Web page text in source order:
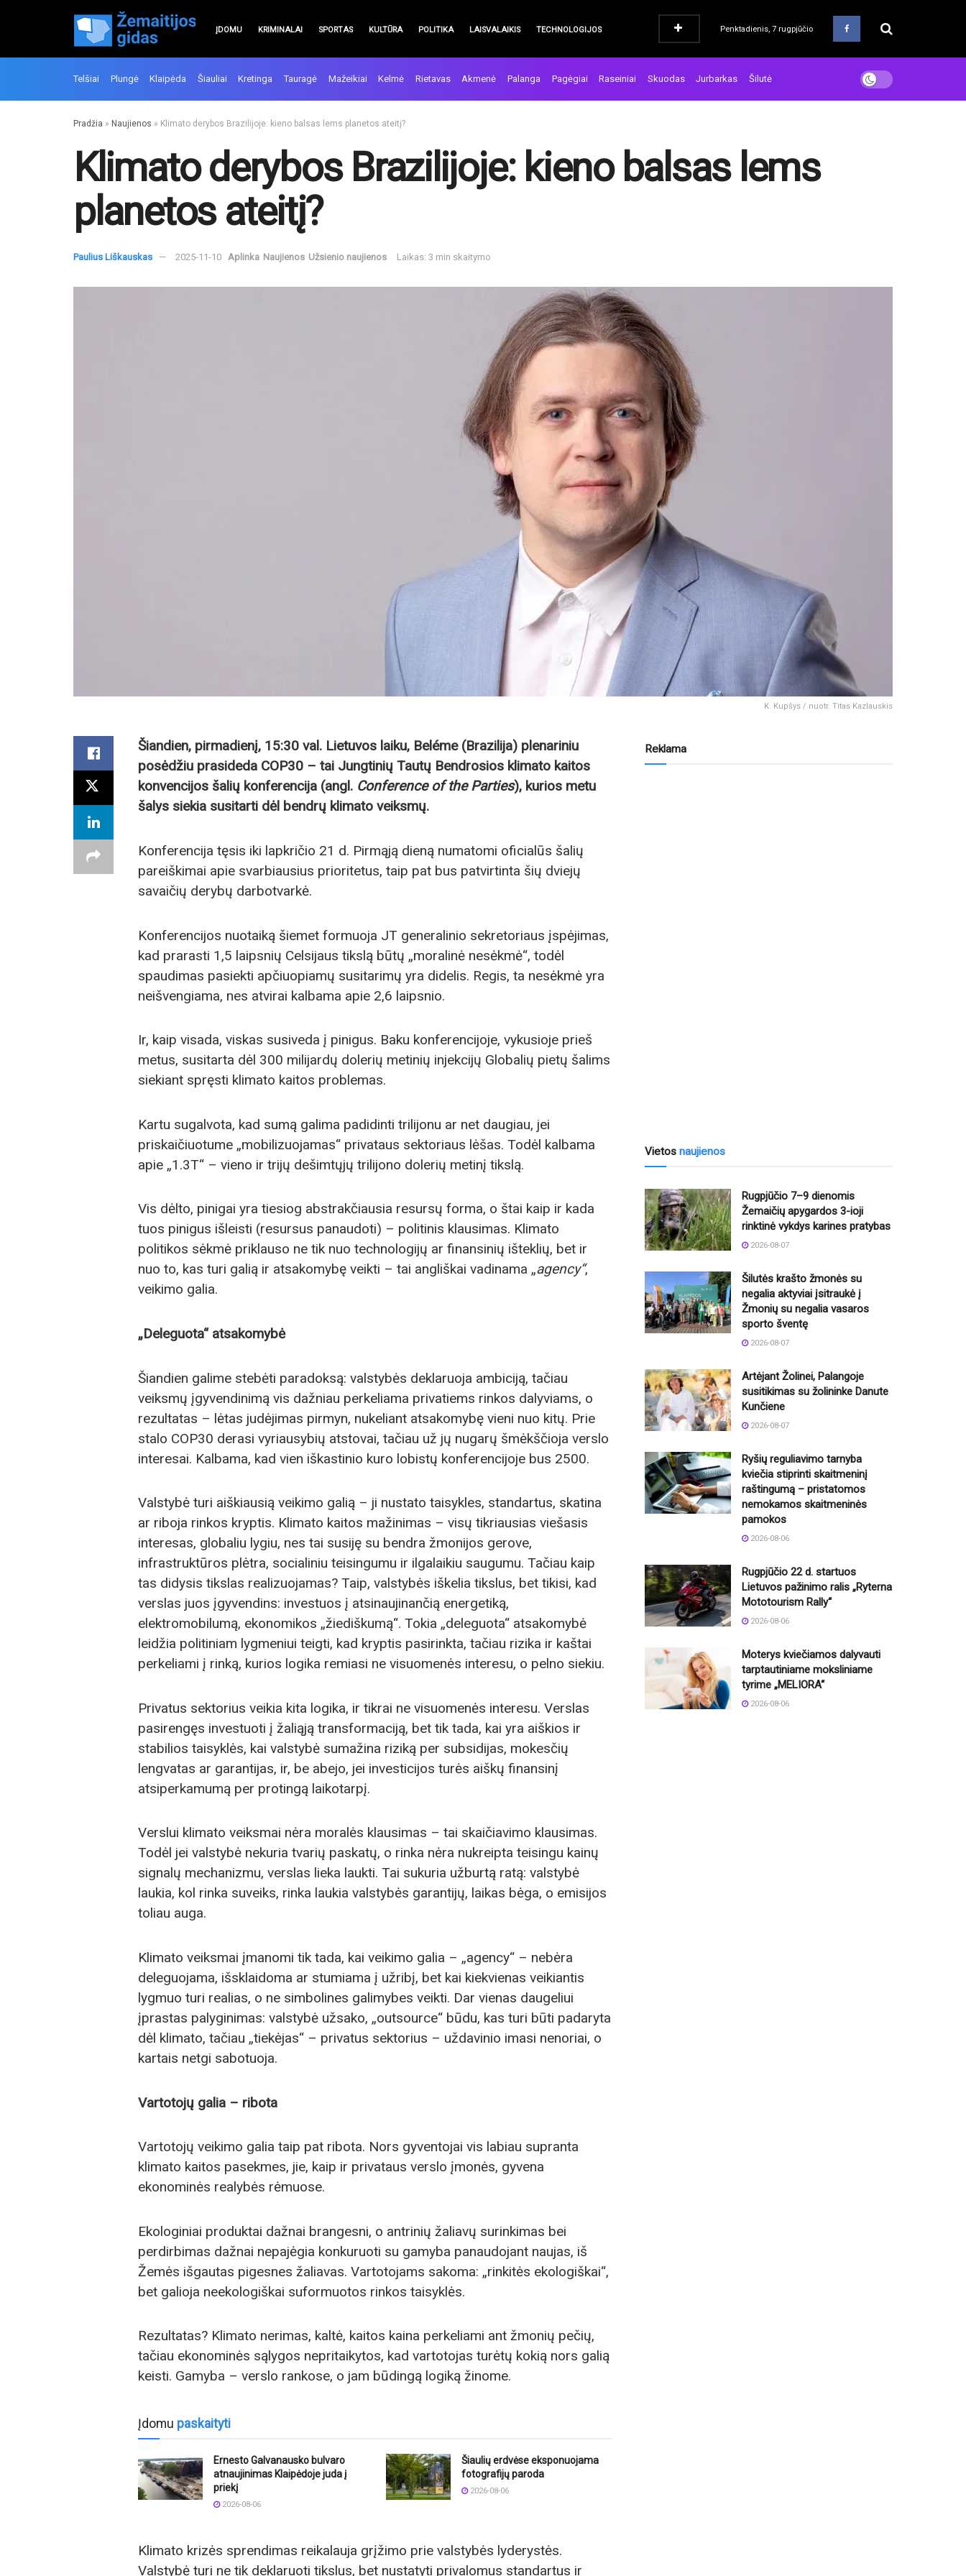
ĮDOMU KRIMINALAI SPORTAS KULTŪRA POLITIKA LAISVALAIKIS TECHNOLOGIJOS Penktadienis, 7 rugpjūčio
Telšiai Plungė Klaipėda Šiauliai Kretinga Tauragė Mažeikiai Kelmė Rietavas Akmenė Palanga Pagėgiai Raseiniai Skuodas Jurbarkas Šilutė
Pradžia » Naujienos » Klimato derybos Brazilijoje: kieno balsas lems planetos ateitį?
Klimato derybos Brazilijoje: kieno balsas lems
planetos ateitį?
Paulius Liškauskas 2025-11-10 Aplinka Naujienos Užsienio naujienos Laikas: 3 min skaitymo
K. Kupšys / nuotr. Titas Kazlauskis
Šiandien, pirmadienį, 15:30 val. Lietuvos laiku, Beléme (Brazilija) plenariniu
posėdžiu prasideda COP30 – tai Jungtinių Tautų Bendrosios klimato kaitos
konvencijos šalių konferencija (angl. Conference of the Parties), kurios metu
šalys siekia susitarti dėl bendrų klimato veiksmų.
Konferencija tęsis iki lapkričio 21 d. Pirmąją dieną numatomi oficialūs šalių
pareiškimai apie svarbiausius prioritetus, taip pat bus patvirtinta šių dviejų
savaičių derybų darbotvarkė.
Konferencijos nuotaiką šiemet formuoja JT generalinio sekretoriaus įspėjimas,
kad prarasti 1,5 laipsnių Celsijaus tikslą būtų „moralinė nesėkmė“, todėl
spaudimas pasiekti apčiuopiamų susitarimų yra didelis. Regis, ta nesėkmė yra
neišvengiama, nes atvirai kalbama apie 2,6 laipsnio.
Ir, kaip visada, viskas susiveda į pinigus. Baku konferencijoje, vykusioje prieš
metus, susitarta dėl 300 milijardų dolerių metinių injekcijų Globalių pietų šalims
siekiant spręsti klimato kaitos problemas.
Kartu sugalvota, kad sumą galima padidinti trilijonu ar net daugiau, jei
priskaičiuotume „mobilizuojamas“ privataus sektoriaus lėšas. Todėl kalbama
apie „1.3T“ – vieno ir trijų dešimtųjų trilijono dolerių metinį tikslą.
Vis dėlto, pinigai yra tiesiog abstrakčiausia resursų forma, o štai kaip ir kada
tuos pinigus išleisti (resursus panaudoti) – politinis klausimas. Klimato
politikos sėkmė priklauso ne tik nuo technologijų ar finansinių išteklių, bet ir
nuo to, kas turi galią ir atsakomybę veikti – tai angliškai vadinama „agency“,
veikimo galia.
„Deleguota“ atsakomybė
Šiandien galime stebėti paradoksą: valstybės deklaruoja ambiciją, tačiau
veiksmų įgyvendinimą vis dažniau perkeliama privatiems rinkos dalyviams, o
rezultatas – lėtas judėjimas pirmyn, nukeliant atsakomybę vieni nuo kitų. Prie
stalo COP30 derasi vyriausybių atstovai, tačiau už jų nugarų šmėkščioja verslo
interesai. Kalbama, kad vien iškastinio kuro lobistų konferencijoje bus 2500.
Valstybė turi aiškiausią veikimo galią – ji nustato taisykles, standartus, skatina
ar riboja rinkos kryptis. Klimato kaitos mažinimas – visų tikriausias viešasis
interesas, globaliu lygiu, nes tai susiję su bendra žmonijos gerove,
infrastruktūros plėtra, socialiniu teisingumu ir ilgalaikiu saugumu. Tačiau kaip
tas didysis tikslas realizuojamas? Taip, valstybės iškelia tikslus, bet tikisi, kad
verslas juos įgyvendins: investuos į atsinaujinančią energetiką,
elektromobilumą, ekonomikos „žiediškumą“. Tokia „deleguota“ atsakomybė
leidžia politiniam lygmeniui teigti, kad kryptis pasirinkta, tačiau rizika ir kaštai
perkeliami į rinką, kurios logika remiasi ne visuomenės interesu, o pelno siekiu.
Privatus sektorius veikia kita logika, ir tikrai ne visuomenės interesu. Verslas
pasirengęs investuoti į žaliąją transformaciją, bet tik tada, kai yra aiškios ir
stabilios taisyklės, kai valstybė sumažina riziką per subsidijas, mokesčių
lengvatas ar garantijas, ir, be abejo, jei investicijos turės aiškų finansinį
atsiperkamumą per protingą laikotarpį.
Verslui klimato veiksmai nėra moralės klausimas – tai skaičiavimo klausimas.
Todėl jei valstybė nekuria tvarių paskatų, o rinka nėra nukreipta teisingu kainų
signalų mechanizmu, verslas lieka laukti. Tai sukuria užburtą ratą: valstybė
laukia, kol rinka suveiks, rinka laukia valstybės garantijų, laikas bėga, o emisijos
toliau auga.
Klimato veiksmai įmanomi tik tada, kai veikimo galia – „agency“ – nebėra
deleguojama, išsklaidoma ar stumiama į užribį, bet kai kiekvienas veikiantis
lygmuo turi realias, o ne simbolines galimybes veikti. Dar vienas daugeliui
įprastas palyginimas: valstybė užsako, „outsource“ būdu, kas turi būti padaryta
dėl klimato, tačiau „tiekėjas“ – privatus sektorius – uždavinio imasi nenoriai, o
kartais netgi sabotuoja.
Vartotojų galia – ribota
Vartotojų veikimo galia taip pat ribota. Nors gyventojai vis labiau supranta
klimato kaitos pasekmes, jie, kaip ir privataus verslo įmonės, gyvena
ekonominės realybės rėmuose.
Ekologiniai produktai dažnai brangesni, o antrinių žaliavų surinkimas bei
perdirbimas dažnai nepajėgia konkuruoti su gamyba panaudojant naujas, iš
Žemės išgautas pigesnes žaliavas. Vartotojams sakoma: „rinkitės ekologiškai“,
bet galioja neekologiškai suformuotos rinkos taisyklės.
Rezultatas? Klimato nerimas, kaltė, kaitos kaina perkeliami ant žmonių pečių,
tačiau ekonominės sąlygos nepritaikytos, kad vartotojas turėtų kokią nors galią
keisti. Gamyba – verslo rankose, o jam būdingą logiką žinome.
Įdomu paskaityti
Ernesto Galvanausko bulvaro
atnaujinimas Klaipėdoje juda į
priekį
2026-08-06
Šiaulių erdvėse eksponuojama
fotografijų paroda
2026-08-06
Klimato krizės sprendimas reikalauja grįžimo prie valstybės lyderystės.
Valstybė turi ne tik deklaruoti tikslus, bet nustatyti privalomus standartus ir
Reklama
Vietos naujienos
Rugpjūčio 7–9 dienomis
Žemaičių apygardos 3-ioji
rinktinė vykdys karines pratybas
2026-08-07
Šilutės krašto žmonės su
negalia aktyviai įsitraukė į
Žmonių su negalia vasaros
sporto šventę
2026-08-07
Artėjant Žolinei, Palangoje
susitikimas su žolininke Danute
Kunčiene
2026-08-07
Ryšių reguliavimo tarnyba
kviečia stiprinti skaitmeninį
raštingumą – pristatomos
nemokamos skaitmeninės
pamokos
2026-08-06
Rugpjūčio 22 d. startuos
Lietuvos pažinimo ralis „Ryterna
Mototourism Rally“
2026-08-06
Moterys kviečiamos dalyvauti
tarptautiniame moksliniame
tyrime „MELIORA“
2026-08-06